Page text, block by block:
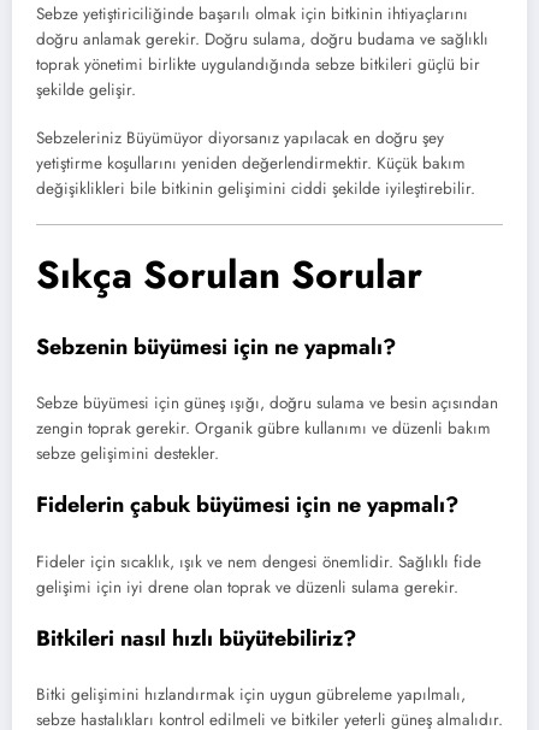
Sebze yetiştiriciliğinde başarılı olmak için bitkinin ihtiyaçlarını
doğru anlamak gerekir. Doğru sulama, doğru budama ve sağlıklı
toprak yönetimi birlikte uygulandığında sebze bitkileri güçlü bir
şekilde gelişir.
Sebzeleriniz Büyümüyor diyorsanız yapılacak en doğru şey
yetiştirme koşullarını yeniden değerlendirmektir. Küçük bakım
değişiklikleri bile bitkinin gelişimini ciddi şekilde iyileştirebilir.
Sıkça Sorulan Sorular
Sebzenin büyümesi için ne yapmalı?
Sebze büyümesi için güneş ışığı, doğru sulama ve besin açısından
zengin toprak gerekir. Organik gübre kullanımı ve düzenli bakım
sebze gelişimini destekler.
Fidelerin çabuk büyümesi için ne yapmalı?
Fideler için sıcaklık, ışık ve nem dengesi önemlidir. Sağlıklı fide
gelişimi için iyi drene olan toprak ve düzenli sulama gerekir.
Bitkileri nasıl hızlı büyütebiliriz?
Bitki gelişimini hızlandırmak için uygun gübreleme yapılmalı,
sebze hastalıkları kontrol edilmeli ve bitkiler yeterli güneş almalıdır.